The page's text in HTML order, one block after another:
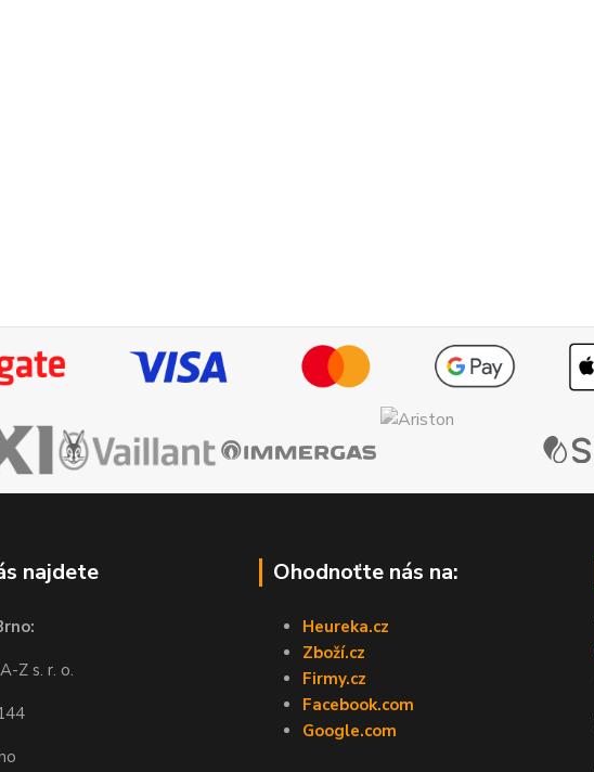
najdete
Z s. r. o.
Ohodnoťte nás na:
Heureka.cz
Zboží.cz
Firmy.cz
Facebook.com
Google.com